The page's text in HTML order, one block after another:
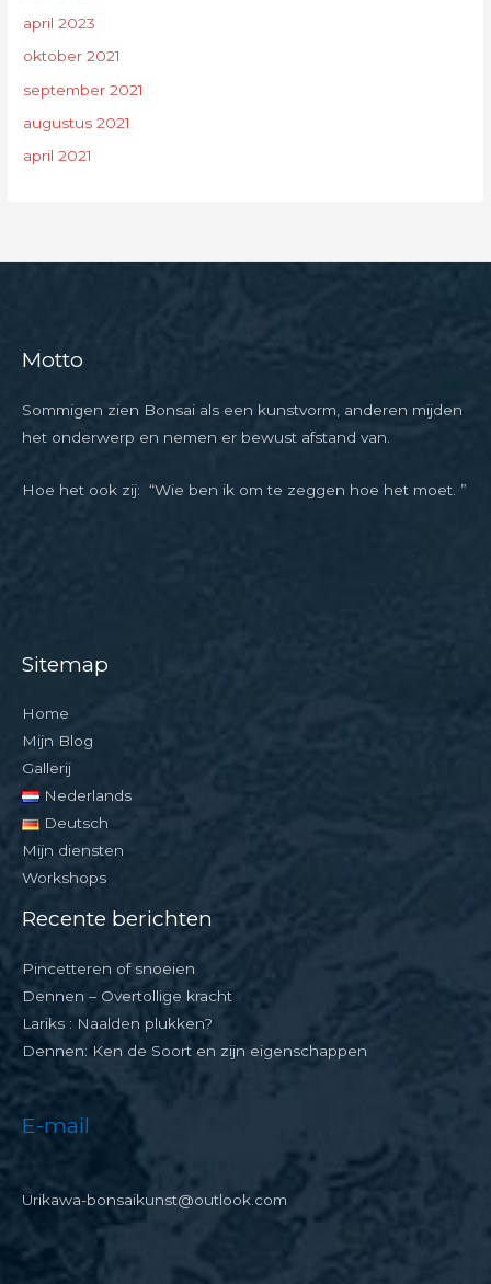
april 2023
oktober 2021
september 2021
augustus 2021
april 2021
Motto
Sommigen zien Bonsai als een kunstvorm, anderen mijden
het onderwerp en nemen er bewust afstand van.
Hoe het ook zij: “Wie ben ik om te zeggen hoe het moet. ”
Sitemap
Home
Mijn Blog
Gallerij
Nederlands
Deutsch
Mijn diensten
Workshops
Recente berichten
Pincetteren of snoeien
Dennen – Overtollige kracht
Lariks : Naalden plukken?
Dennen: Ken de Soort en zijn eigenschappen
E-mail
Urikawa-bonsaikunst@outlook.com